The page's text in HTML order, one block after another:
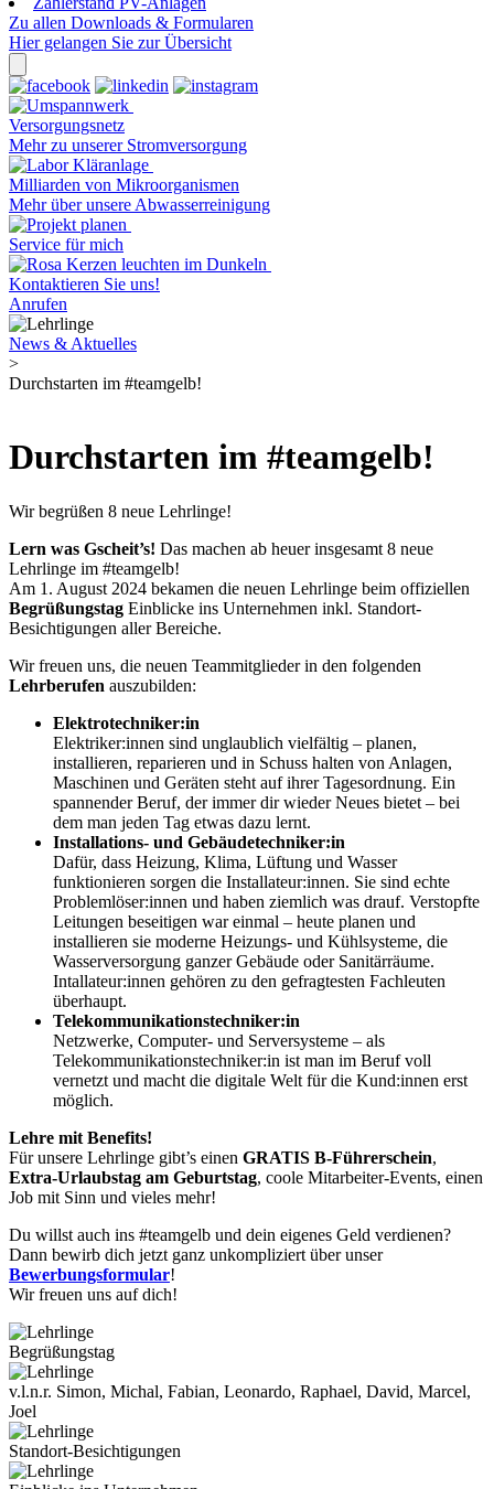
Zu allen Downloads & Formularen
Hier gelangen Sie zur Übersicht
Versorgungsnetz
Mehr zu unserer Stromversorgung
Milliarden von Mikroorganismen
Mehr über unsere Abwasserreinigung
Service für mich
Kontaktieren Sie uns!
Anrufen
News & Aktuelles
>
Durchstarten im #teamgelb!
Durchstarten im #teamgelb!
Wir begrüßen 8 neue Lehrlinge!
Lern was Gscheit’s! Das machen ab heuer insgesamt 8 neue
Lehrlinge im #teamgelb!
Am 1. August 2024 bekamen die neuen Lehrlinge beim offiziellen
Begrüßungstag Einblicke ins Unternehmen inkl. Standort-
Besichtigungen aller Bereiche.
Wir freuen uns, die neuen Teammitglieder in den folgenden
Lehrberufen auszubilden:
Elektrotechniker:in
Elektriker:innen sind unglaublich vielfältig – planen,
installieren, reparieren und in Schuss halten von Anlagen,
Maschinen und Geräten steht auf ihrer Tagesordnung. Ein
spannender Beruf, der immer dir wieder Neues bietet – bei
dem man jeden Tag etwas dazu lernt.
Installations- und Gebäudetechniker:in
Dafür, dass Heizung, Klima, Lüftung und Wasser
funktionieren sorgen die Installateur:innen. Sie sind echte
Problemlöser:innen und haben ziemlich was drauf. Verstopfte
Leitungen beseitigen war einmal – heute planen und
installieren sie moderne Heizungs- und Kühlsysteme, die
Wasserversorgung ganzer Gebäude oder Sanitärräume.
Intallateur:innen gehören zu den gefragtesten Fachleuten
überhaupt.
Telekommunikationstechniker:in
Netzwerke, Computer- und Serversysteme – als
Telekommunikationstechniker:in ist man im Beruf voll
vernetzt und macht die digitale Welt für die Kund:innen erst
möglich.
Lehre mit Benefits!
Für unsere Lehrlinge gibt’s einen GRATIS B-Führerschein,
Extra-Urlaubstag am Geburtstag, coole Mitarbeiter-Events, einen
Job mit Sinn und vieles mehr!
Du willst auch ins #teamgelb und dein eigenes Geld verdienen?
Dann bewirb dich jetzt ganz unkompliziert über unser
Bewerbungsformular!
Wir freuen uns auf dich!
Begrüßungstag
v.l.n.r. Simon, Michal, Fabian, Leonardo, Raphael, David, Marcel,
Joel
Standort-Besichtigungen